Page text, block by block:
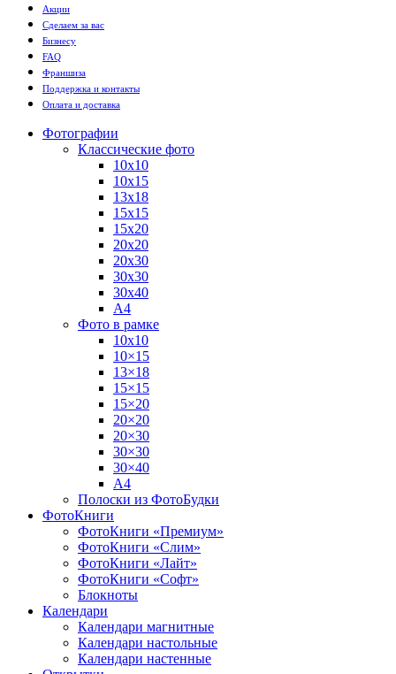
Акции
Сделаем за вас
Бизнесу
FAQ
Франшиза
Поддержка и контакты
Оплата и доставка
Фотографии
Классические фото
10х10
10х15
13х18
15х15
15х20
20х20
20х30
30х30
30х40
А4
Фото в рамке
10х10
10×15
13×18
15×15
15×20
20×20
20×30
30×30
30×40
A4
Полоски из ФотоБудки
ФотоКниги
ФотоКниги «Премиум»
ФотоКниги «Слим»
ФотоКниги «Лайт»
ФотоКниги «Софт»
Блокноты
Календари
Календари магнитные
Календари настольные
Календари настенные